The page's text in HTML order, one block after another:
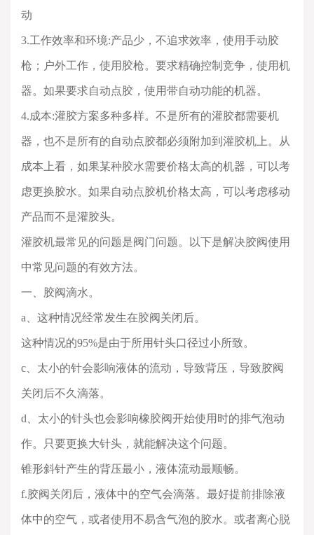
动
3.工作效率和环境:产品少，不追求效率，使用手动胶
枪；户外工作，使用胶枪。要求精确控制竞争，使用机
器。如果要求自动点胶，使用带自动功能的机器。
4.成本:灌胶方案多种多样。不是所有的灌胶都需要机
器，也不是所有的自动点胶都必须附加到灌胶机上。从
成本上看，如果某种胶水需要价格太高的机器，可以考
虑更换胶水。如果自动点胶机价格太高，可以考虑移动
产品而不是灌胶头。
灌胶机最常见的问题是阀门问题。以下是解决胶阀使用
中常见问题的有效方法。
一、胶阀滴水。
a 、这种情况经常发生在胶阀关闭后。
这种情况的95%是由于所用针头口径过小所致。
c 、太小的针会影响液体的流动，导致背压，导致胶阀
关闭后不久滴落。
d 、太小的针头也会影响橡胶阀开始使用时的排气泡动
作。只要更换大针头，就能解决这个问题。
锥形斜针产生的背压最小，液体流动最顺畅。
f.胶阀关闭后，液体中的空气会滴落。最好提前排除液
体中的空气，或者使用不易含气泡的胶水。或者离心脱